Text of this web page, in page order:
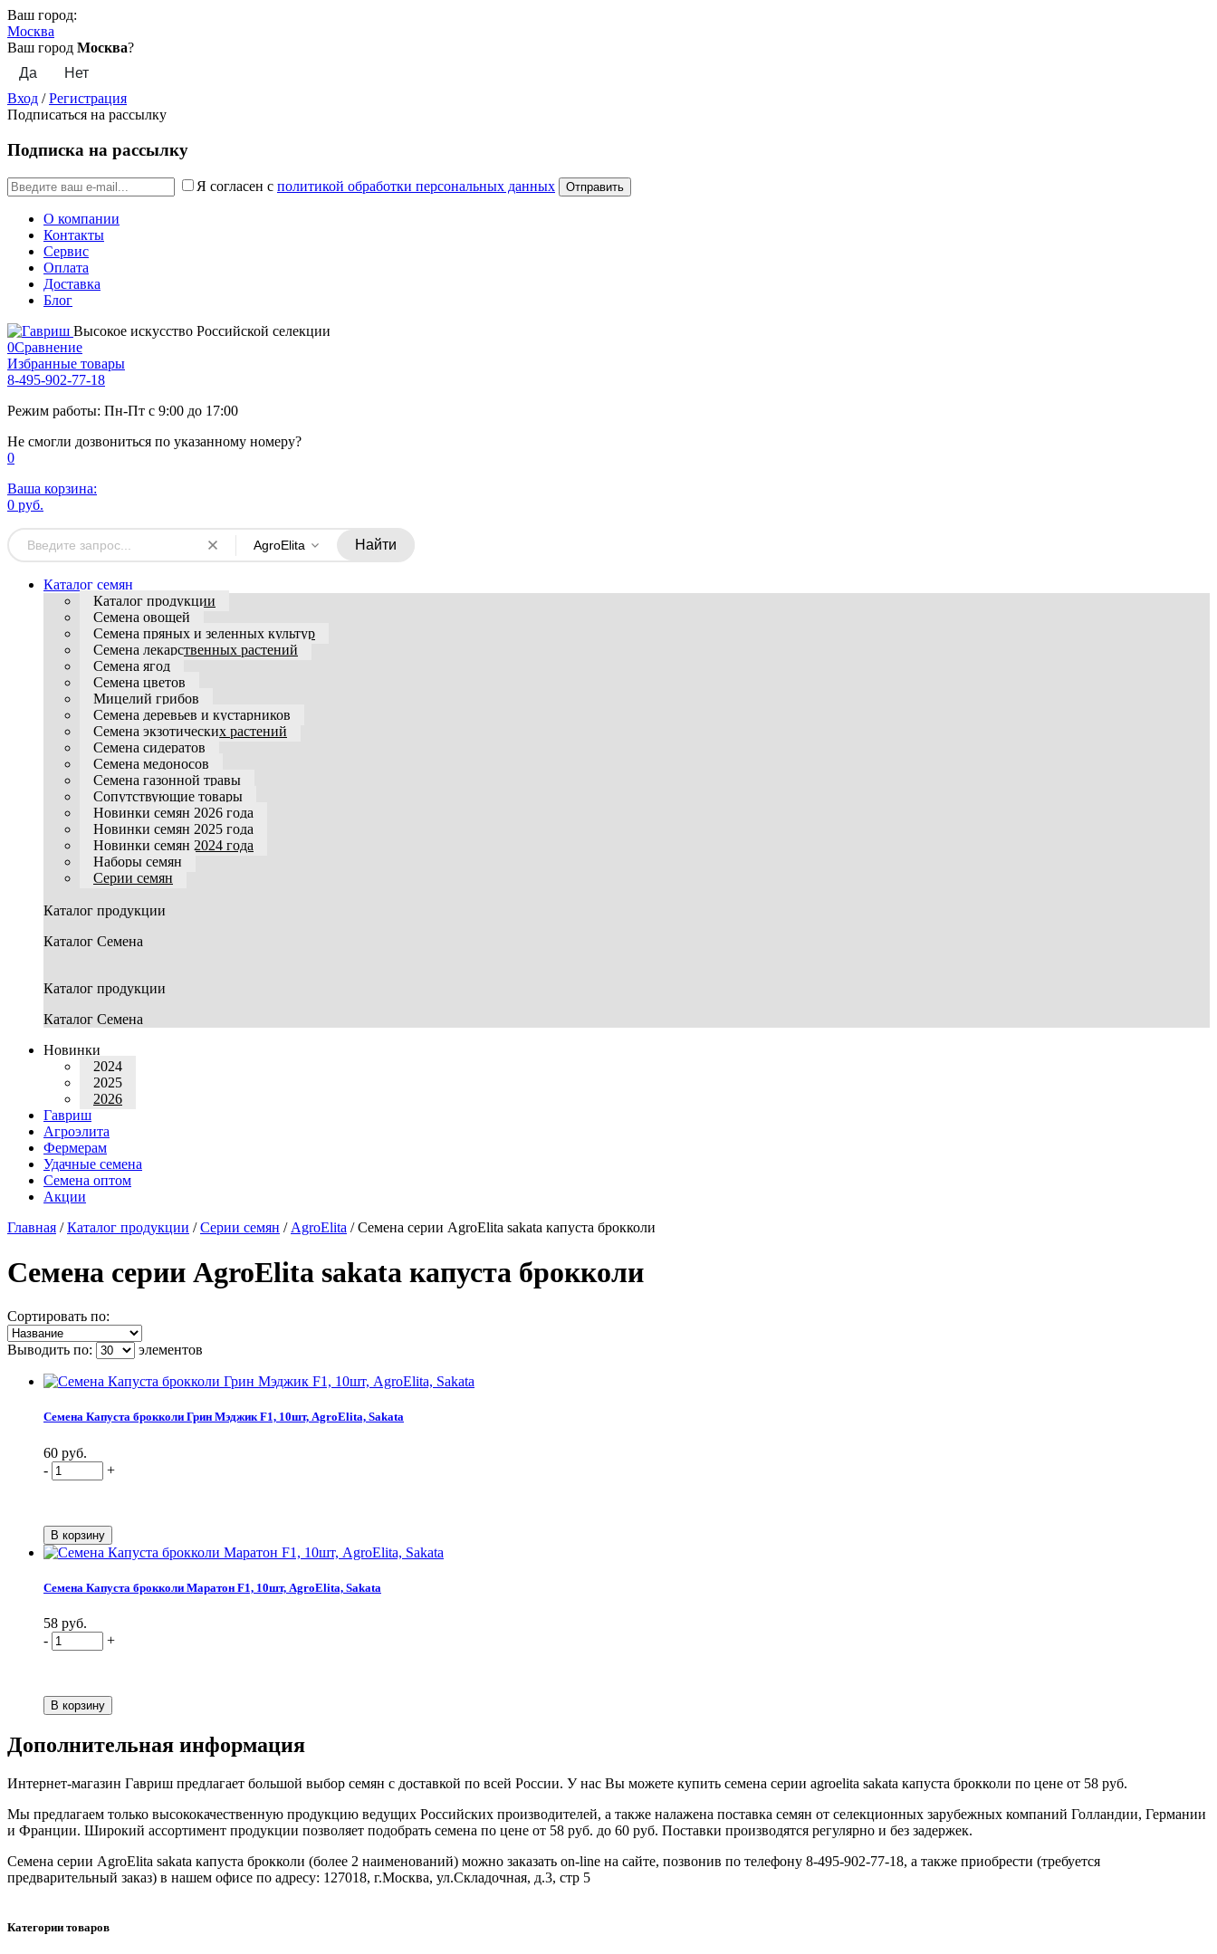
Ваш город:
Москва
Ваш город Москва?
Вход /Регистрация
Подписаться на рассылку
Подписка на рассылку
Я согласен с политикой обработки персональных данных
О компании
Контакты
Сервис
Оплата
Доставка
Блог
Высокое искусство Российской селекции
0Сравнение
Избранные товары
8-495-902-77-18
Режим работы: Пн-Пт с 9:00 до 17:00
Не смогли дозвониться по указанному номеру?
0
Ваша корзина:
0 руб.
AgroElita Найти
Каталог семян
Каталог продукции
Семена овощей
Семена пряных и зеленных культур
Семена лекарственных растений
Семена ягод
Семена цветов
Мицелий грибов
Семена деревьев и кустарников
Семена экзотических растений
Семена сидератов
Семена медоносов
Семена газонной травы
Сопутствующие товары
Новинки семян 2026 года
Новинки семян 2025 года
Новинки семян 2024 года
Наборы семян
Серии семян
Каталог продукции
Каталог Семена
Каталог продукции
Каталог Семена
Новинки
2024
2025
2026
Гавриш
Агроэлита
Фермерам
Удачные семена
Семена оптом
Акции
Главная /Каталог продукции /Серии семян /AgroElita /Семена серии AgroElita sakata капуста брокколи
Семена серии AgroElita sakata капуста брокколи
Сортировать по:
Выводить по: элементов
Семена Капуста брокколи Грин Мэджик F1, 10шт, AgroElita, Sakata
60 руб.
-
+
Семена Капуста брокколи Маратон F1, 10шт, AgroElita, Sakata
58 руб.
-
+
Дополнительная информация
Интернет-магазин Гавриш предлагает большой выбор семян с доставкой по всей России. У нас Вы можете купить семена серии agroelita sakata капуста брокколи по цене от 58 руб.
Мы предлагаем только высококачественную продукцию ведущих Российских производителей, а также налажена поставка семян от селекционных зарубежных компаний Голландии, Германии
и Франции. Широкий ассортимент продукции позволяет подобрать семена по цене от 58 руб. до 60 руб. Поставки производятся регулярно и без задержек.
Семена серии AgroElita sakata капуста брокколи (более 2 наименований) можно заказать on-line на сайте, позвонив по телефону 8-495-902-77-18, а также приобрести (требуется
предварительный заказ) в нашем офисе по адресу: 127018, г.Москва, ул.Складочная, д.3, стр 5
Категории товаров